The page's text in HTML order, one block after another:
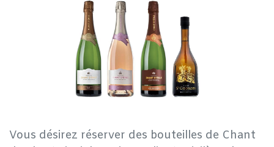
Vous désirez réserver des bouteilles de Chant